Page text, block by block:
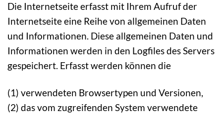
Die Internetseite erfasst mit Ihrem Aufruf der
Internetseite eine Reihe von allgemeinen Daten
und Informationen. Diese allgemeinen Daten und
Informationen werden in den Logfiles des Servers
gespeichert. Erfasst werden können die
(1) verwendeten Browsertypen und Versionen,
(2) das vom zugreifenden System verwendete